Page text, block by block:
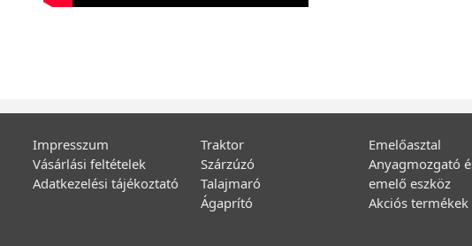
Impresszum
Vásárlási feltételek
Adatkezelési tájékoztató
Traktor
Szárzúzó
Talajmaró
Ágaprító
Emelőasztal
Anyagmozgató
emelő eszköz
Akciós termékek